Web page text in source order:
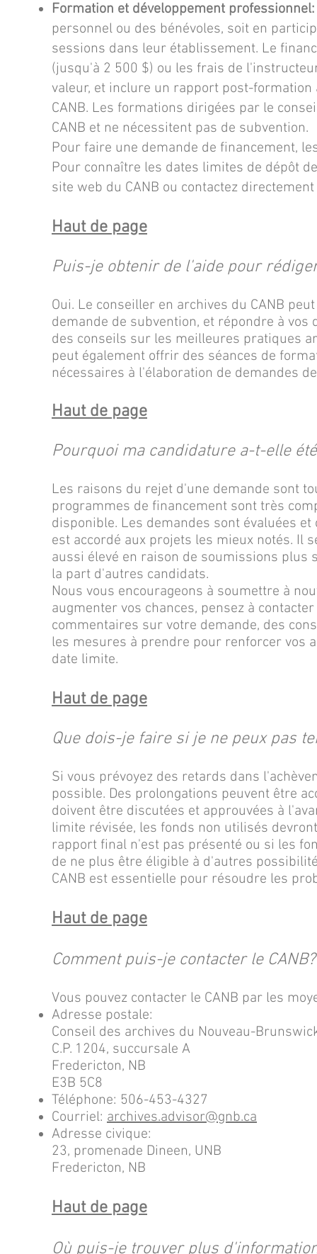
Formation et développement professionnel:
personnel ou des bénévoles, soit en
sessions dans leur établissement. Le
(jusqu'à 2 500 $) ou les frais de
valeur, et inclure un rapport post-
CANB. Les formations dirigées par le
CANB et ne nécessitent pas de subvention.
Pour faire une demande de financement,
Pour connaître les dates limites de dépôt
site web du CANB ou contactez
Haut de page
Puis-je obtenir de l'aide pour
Oui. Le conseiller en archives du CANB
demande de subvention, et répondre à
des conseils sur les meilleures pratiques
peut également offrir des séances de
nécessaires à l'élaboration de demandes
Haut de page
Pourquoi ma candidature a-t-elle
Les raisons du rejet d'une demande sont
programmes de financement sont très
disponible. Les demandes sont évaluées
est accordé aux projets les mieux notés. Il
aussi élevé en raison de soumissions
la part d'autres candidats.
Nous vous encourageons à soumettre à
augmenter vos chances, pensez à
commentaires sur votre demande, des
les mesures à prendre pour renforcer vos
date limite.
Haut de page
Que dois-je faire si je ne peux pas
Si vous prévoyez des retards dans
possible. Des prolongations peuvent être
doivent être discutées et approuvées à
limite révisée, les fonds non utilisés
rapport final n'est pas présenté ou si les
de ne plus être éligible à d'autres
CANB est essentielle pour résoudre les
Haut de page
Comment puis-je contacter le CANB?
Vous pouvez contacter le CANB par les
Adresse postale:
Conseil des archives du Nouveau-
C.P. 1204, succursale A
Fredericton, NB
E3B 5C8
Téléphone: 506-453-4327
Courriel: archives.advisor@gnb.ca
Adresse civique:
23, promenade Dineen, UNB
Fredericton, NB
Haut de page
Où puis-je trouver plus